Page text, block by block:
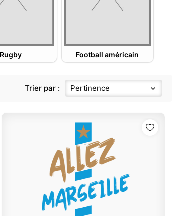
Rugby Football américain
Trier par : Pertinence